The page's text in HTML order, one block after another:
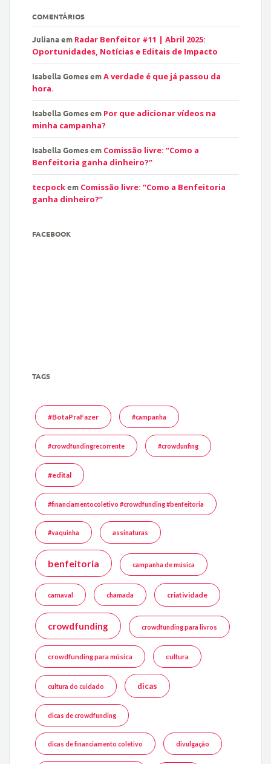
COMENTÁRIOS
Julianaem Radar Benfeitor #11 | Abril 2025:
Oportunidades, Notícias e Editais de Impacto
Isabella GomesemA verdade é que já passou da
hora.
Isabella Gomesem Por que adicionar vídeos na
minha campanha?
Isabella Gomesem Comissão livre: “Como a
Benfeitoria ganha dinheiro?”
tecpockem Comissão livre: “Como a Benfeitoria
ganha dinheiro?”
FACEBOOK
TAGS
#BotaPraFazer #campanha
#crowdfundingrecorrente #crowdunfing
#edital
#financiamentocoletivo #crowdfunding #benfeitoria
#vaquinha assinaturas
benfeitoria campanha de música
carnaval chamada criatividade
crowdfunding crowdfunding para livros
crowdfunding para música cultura
cultura do cuidado dicas
dicas de crowdfunding
dicas de financiamento coletivo divulgação